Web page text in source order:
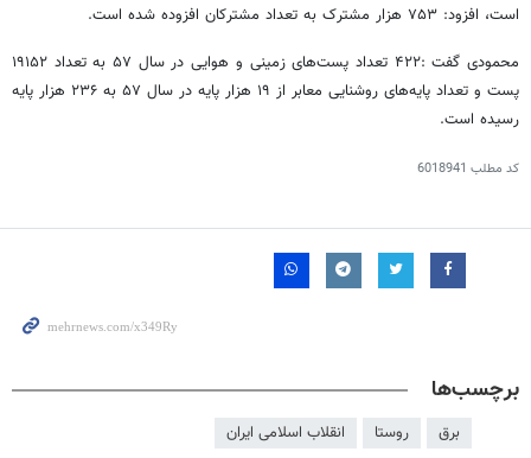
است، افزود: ۷۵۳ هزار مشترک به تعداد مشترکان افزوده شده است.
محمودی گفت :۴۲۲ تعداد پست‌های زمینی و هوایی در سال ۵۷ به تعداد ۱۹۱۵۲
پست و تعداد پایه‌های روشنایی معابر از ۱۹ هزار پایه در سال ۵۷ به ۲۳۶ هزار پایه
رسیده است.
کد مطلب 6018941
برچسب‌ها
برق روستا انقلاب اسلامی ایران